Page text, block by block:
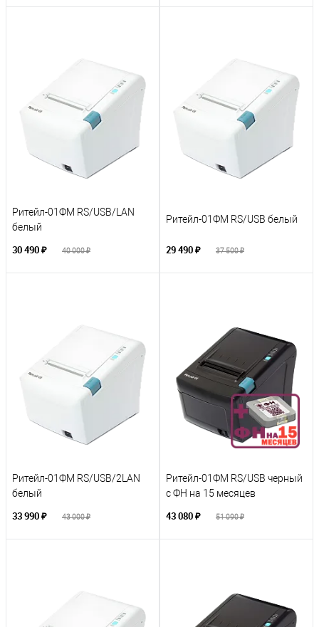
Ритейл-01ФМ RS/USB/LAN
белый
30 490 ₽ 40 000 ₽
Ритейл-01ФМ RS/USB белый
29 490 ₽ 37 500 ₽
Ритейл-01ФМ RS/USB/2LAN
белый
33 990 ₽ 43 000 ₽
Ритейл-01ФМ RS/USB черный
с ФН на 15 месяцев
43 080 ₽ 51 090 ₽